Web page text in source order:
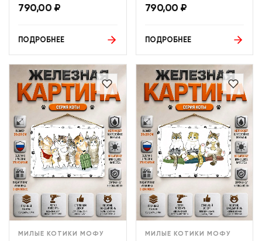
790,00 ₽
ПОДРОБНЕЕ
790,00 ₽
ПОДРОБНЕЕ
МИЛЫЕ КОТИКИ МОФУ МИЛЫЕ КОТИКИ МОФУ